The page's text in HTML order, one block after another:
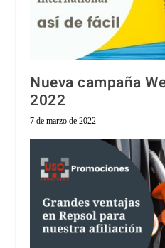
Nueva campaña
2022
7 de marzo de 2022